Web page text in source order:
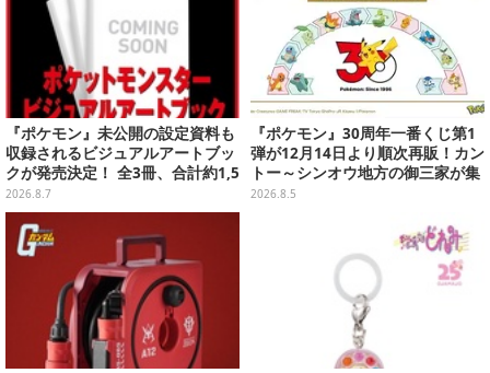
『ポケモン』未公開の設定資料も
収録されるビジュアルアートブッ
クが発売決定！ 全3冊、合計約1,5
00ページの大ボリュームでシリー
ズ30年を振り返る
2026.8.7
『ポケモン』30周年一番くじ第1
弾が12月14日より順次再販！カン
トー～シンオウ地方の御三家が集
まった時計、ぬいぐるみなど記念
2026.8.5